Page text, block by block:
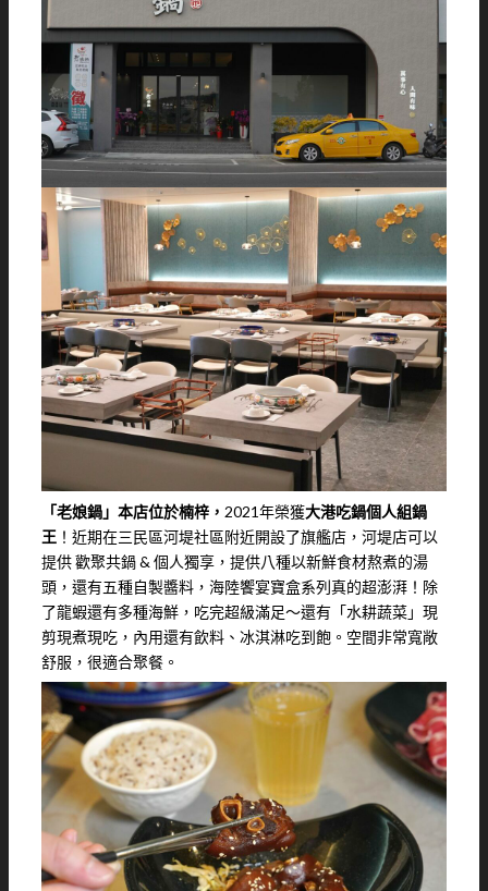
「老娘鍋」本店位於楠梓， 2021年榮獲大港吃鍋個人組鍋
王 ！近期在三民區河堤社區附近開設了旗艦店，河堤店可以
提供 歡聚共鍋 & 個人獨享，提供八種以新鮮食材熬煮的湯
頭，還有五種自製醬料，海陸饗宴寶盒系列真的超澎湃！除
了龍蝦還有多種海鮮，吃完超級滿足～還有「水耕蔬菜」現
剪現煮現吃，內用還有飲料、冰淇淋吃到飽。空間非常寬敞
舒服，很適合聚餐。